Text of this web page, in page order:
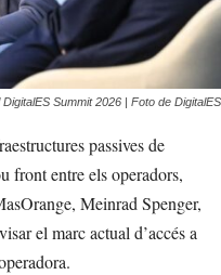
Summit 2026 | Foto de DigitalES
passives de
front entre els operadors,
Meinrad Spenger,
el marc actual d’accés a